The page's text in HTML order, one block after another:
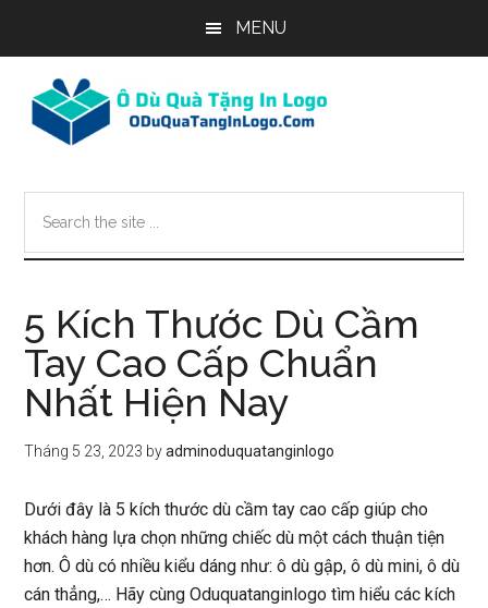
content
sidebar
MENU
the
site
5 Kích Thước Dù Cầm
Tay Cao Cấp Chuẩn
Nhất Hiện Nay
Tháng 5 23, 2023 byadminoduquatanginlogo
Dưới đây là 5 kích thước dù cầm tay cao cấp giúp cho
khách hàng lựa chọn những chiếc dù một cách thuận tiện
hơn. Ô dù có nhiều kiểu dáng như: ô dù gập, ô dù mini, ô dù
cán thẳng,… Hãy cùng Oduquatanginlogo tìm hiểu các kích